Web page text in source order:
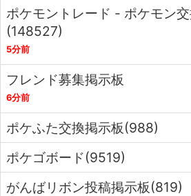
ポケモントレード - ポケモン
(148527)
5分前
フレンド募集掲示板
6分前
ポケふた交換掲示板(988)
ポケゴボード(9519)
がんばリボン投稿掲示板(819)